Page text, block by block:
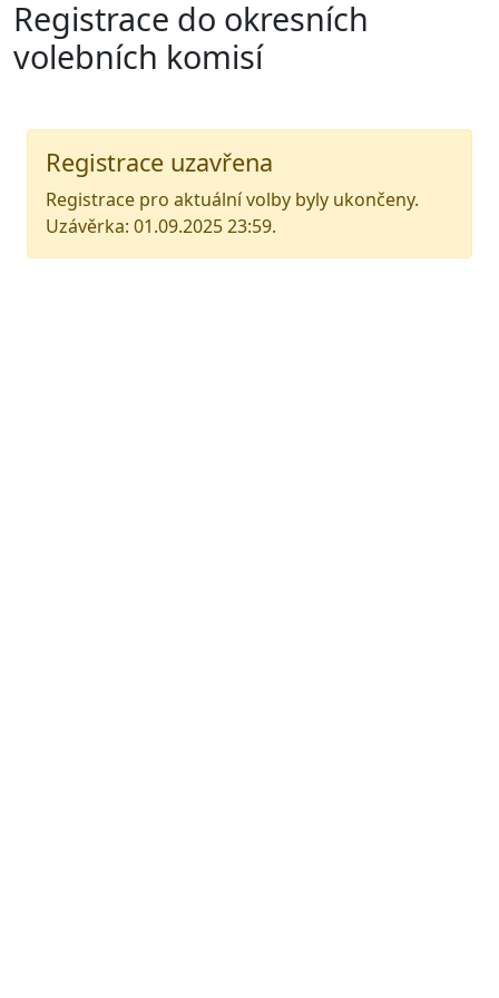
Registrace do okresních
volebních komisí
Registrace uzavřena
Registrace pro aktuální volby byly ukončeny.
Uzávěrka: 01.09.2025 23:59.